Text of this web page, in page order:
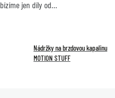
jen díly od
Nádržky na brzdovou kapalinu
MOTION STUFF